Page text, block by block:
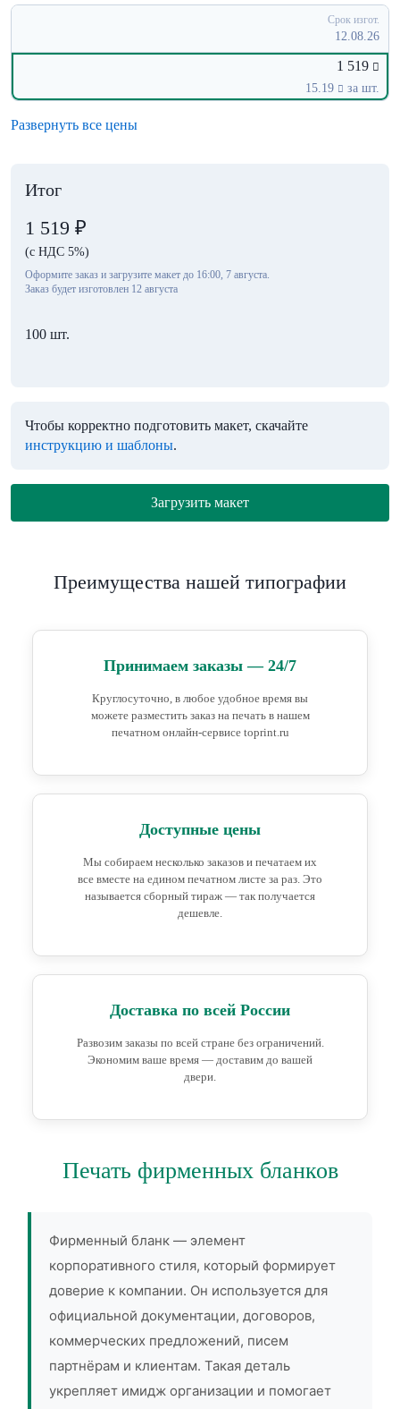
Срок изгот.
12.08.26
1 519
15.19 за шт.
Развернуть все цены
Итог
1 519 ₽
(с НДС 5%)
Оформите заказ и загрузите макет до 16:00, 7 августа.
Заказ будет изготовлен 12 августа
100 шт.
Чтобы корректно подготовить макет, скачайте
инструкцию и шаблоны.
Загрузить макет
Преимущества нашей типографии
Принимаем заказы — 24/7
Круглосуточно, в любое удобное время вы
можете разместить заказ на печать в нашем
печатном онлайн-сервисе toprint.ru
Доступные цены
Мы собираем несколько заказов и печатаем их
все вместе на едином печатном листе за раз. Это
называется сборный тираж — так получается
дешевле.
Доставка по всей России
Развозим заказы по всей стране без ограничений.
Экономим ваше время — доставим до вашей
двери.
Печать фирменных бланков
Фирменный бланк — элемент
корпоративного стиля, который формирует
доверие к компании. Он используется для
официальной документации, договоров,
коммерческих предложений, писем
партнёрам и клиентам. Такая деталь
укрепляет имидж организации и помогает